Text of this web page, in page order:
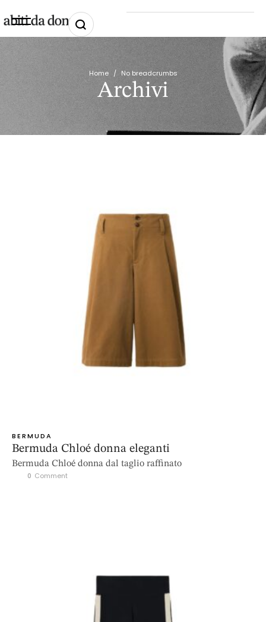
Home / No breadcrumbs
Archivi
BERMUDA
Bermuda Chloé donna eleganti
Bermuda Chloé donna dal taglio raffinato
0 Comment